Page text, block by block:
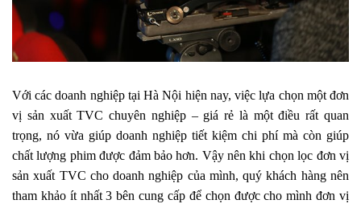
Với các doanh nghiệp tại Hà Nội hiện nay, việc lựa chọn một đơn
vị sản xuất TVC chuyên nghiệp – giá rẻ là một điều rất quan
trọng, nó vừa giúp doanh nghiệp tiết kiệm chi phí mà còn giúp
chất lượng phim được đảm bảo hơn. Vậy nên khi chọn lọc đơn vị
sản xuất TVC cho doanh nghiệp của mình, quý khách hàng nên
tham khảo ít nhất 3 bên cung cấp để chọn được cho mình đơn vị